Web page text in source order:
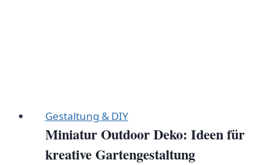
Gestaltung & DIY
Miniatur Outdoor Deko: Ideen für
kreative Gartengestaltung